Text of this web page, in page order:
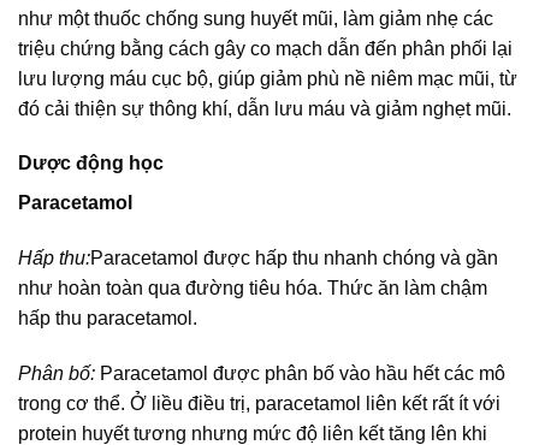
như một thuốc chống sung huyết mũi, làm giảm nhẹ các
triệu chứng bằng cách gây co mạch dẫn đến phân phối lại
lưu lượng máu cục bộ, giúp giảm phù nề niêm mạc mũi, từ
đó cải thiện sự thông khí, dẫn lưu máu và giảm nghẹt mũi.
Dược động học
Paracetamol
Hấp thu:Paracetamol được hấp thu nhanh chóng và gần
như hoàn toàn qua đường tiêu hóa. Thức ăn làm chậm
hấp thu paracetamol.
Phân bố: Paracetamol được phân bố vào hầu hết các mô
trong cơ thể. Ở liều điều trị, paracetamol liên kết rất ít với
protein huyết tương nhưng mức độ liên kết tăng lên khi